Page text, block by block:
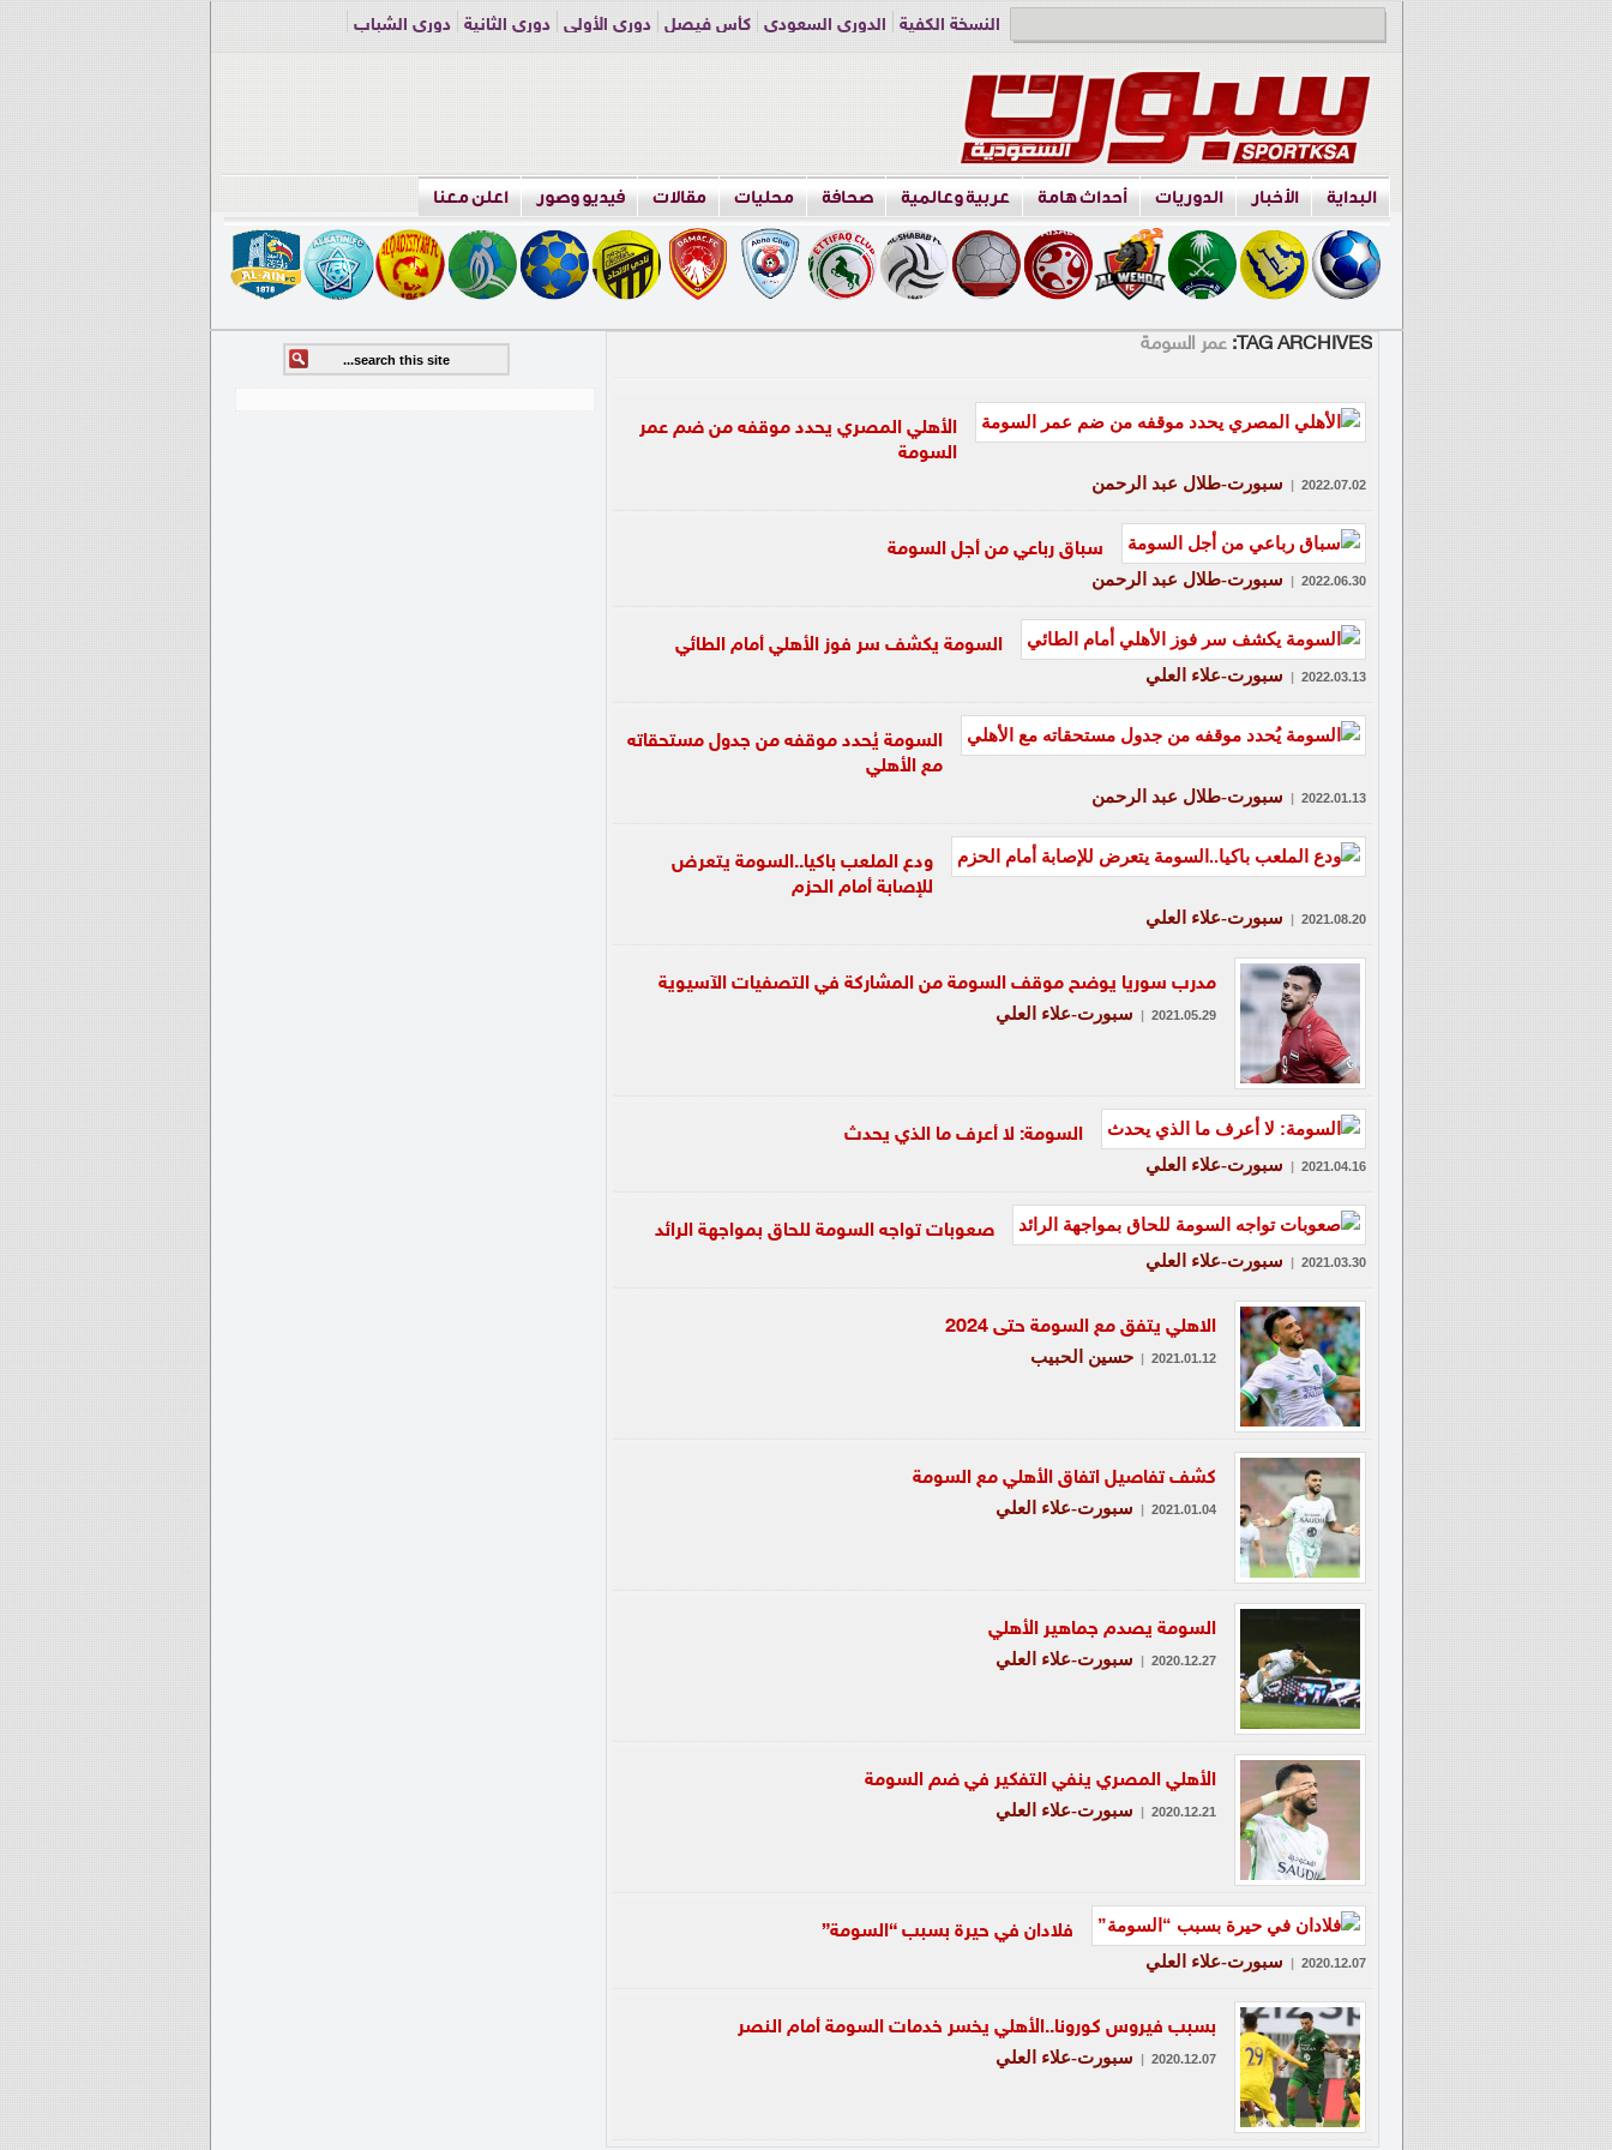
النسخة الكفية الدوري السعودي كأس فيصل دوري الأولى دوري الثانية
دوري الشباب
البداية الأخبار الدوريات أحداث هامة عربية وعالمية صحافة محليات مقالات فيديو وصور اعلن معنا
TAG ARCHIVES: عمر السومة
الأهلي المصري يحدد موقفه من ضم عمر
السومة
2022.07.02
| سبورت-طلال عبد الرحمن
سباق رباعي من أجل السومة
2022.06.30
| سبورت-طلال عبد الرحمن
السومة يكشف سر فوز الأهلي أمام الطائي
2022.03.13
| سبورت-علاء العلي
السومة يُحدد موقفه من جدول مستحقاته
مع الأهلي
2022.01.13
| سبورت-طلال عبد الرحمن
ودع الملعب باكيا..السومة يتعرض
للإصابة أمام الحزم
2021.08.20
| سبورت-علاء العلي
مدرب سوريا يوضح موقف السومة من المشاركة في التصفيات الآسيوية
2021.05.29
| سبورت-علاء العلي
السومة: لا أعرف ما الذي يحدث
2021.04.16
| سبورت-علاء العلي
صعوبات تواجه السومة للحاق بمواجهة الرائد
2021.03.30
| سبورت-علاء العلي
الاهلي يتفق مع السومة حتى 2024
2021.01.12
| حسين الحبيب
كشف تفاصيل اتفاق الأهلي مع السومة
2021.01.04
| سبورت-علاء العلي
السومة يصدم جماهير الأهلي
2020.12.27
| سبورت-علاء العلي
الأهلي المصري ينفي التفكير في ضم السومة
2020.12.21
| سبورت-علاء العلي
فلادان في حيرة بسبب “السومة”
2020.12.07
| سبورت-علاء العلي
بسبب فيروس كورونا..الأهلي يخسر خدمات السومة أمام النصر
2020.12.07
| سبورت-علاء العلي